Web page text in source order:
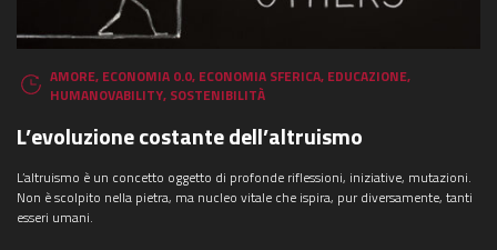
AMORE, ECONOMIA 0.0, ECONOMIA SFERICA, EDUCAZIONE,
HUMANOVABILITY, SOSTENIBILITÀ
L’evoluzione costante dell’altruismo
L’altruismo è un concetto oggetto di profonde riflessioni, iniziative, mutazioni.
Non è scolpito nella pietra, ma nucleo vitale che ispira, pur diversamente, tanti
esseri umani.